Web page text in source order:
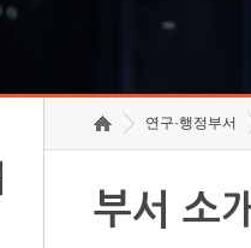
연구·행정부서
부서 소개